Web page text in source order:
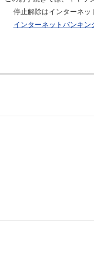
停止解除はインターネッ
インターネットバンキン